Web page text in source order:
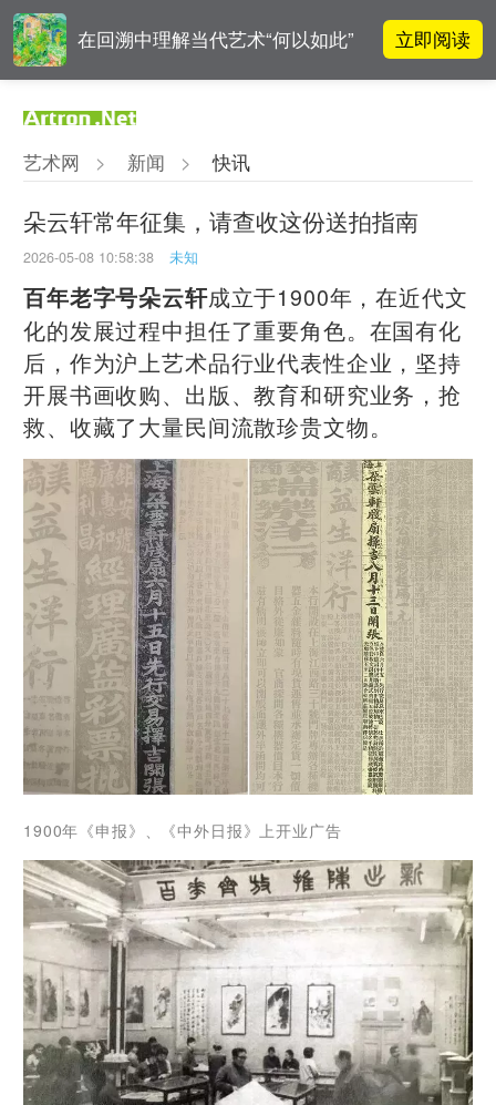
在回溯中理解当代艺术“何以如此” 立即阅读
影响力榜单
对话 | “道法自然” 范一夫山水中的
破界与归真
对话 | 在开放和自由中确立艺术价
值
艺术网 > 新闻 > 快讯
朵云轩常年征集，请查收这份送拍指南
2026-05-08 10:58:38 未知
百年老字号朵云轩成立于1900年，在近代文
化的发展过程中担任了重要角色。在国有化
后，作为沪上艺术品行业代表性企业，坚持
开展书画收购、出版、教育和研究业务，抢
救、收藏了大量民间流散珍贵文物。
1900年《申报》、《中外日报》上开业广告